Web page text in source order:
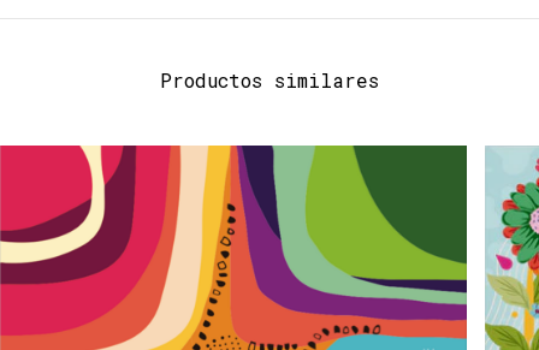
Productos similares